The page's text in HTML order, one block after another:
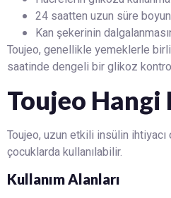
24 saatten uzun süre
Kan şekerinin
Toujeo, genellikle yemeklerle
saatinde dengeli bir glikoz
Toujeo Hangi
Toujeo, uzun etkili insülin
çocuklarda kullanılabilir.
Kullanım Alanları